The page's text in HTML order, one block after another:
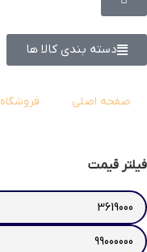
دسته بندی کالا ها
صفحه اصلی فروشگاه
فیلتر قیمت